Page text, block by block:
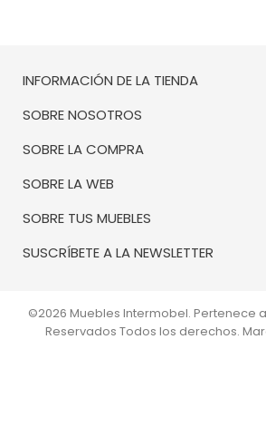
INFORMACIÓN DE LA TIENDA
SOBRE NOSOTROS
SOBRE LA COMPRA
SOBRE LA WEB
SOBRE TUS MUEBLES
SUSCRÍBETE A LA NEWSLETTER
©2026 Muebles Intermobel. Pertenece
Reservados Todos los derechos.